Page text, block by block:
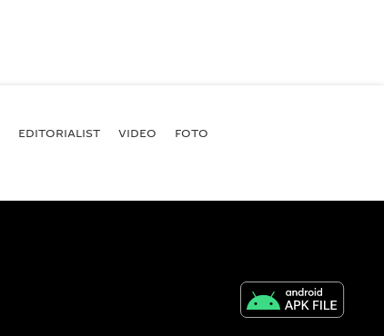
EDITORIALIST VIDEO FOTO